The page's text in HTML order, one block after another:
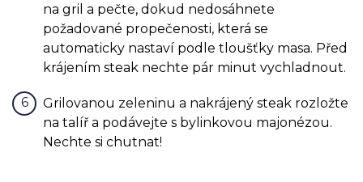
na gril a pečte, dokud nedosáhnete
požadované propečenosti, která se
automaticky nastaví podle tloušťky masa. Před
krájením steak nechte pár minut vychladnout.
Grilovanou zeleninu a nakrájený steak rozložte
na talíř a podávejte s bylinkovou majonézou.
Nechte si chutnat!